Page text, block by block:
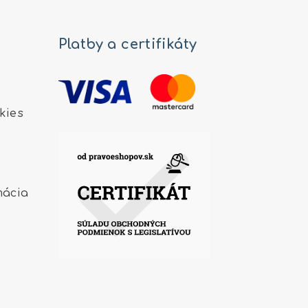
Platby a certifikáty